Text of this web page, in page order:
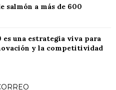
salmón a más de 600
es una estrategia viva para
y la competitividad